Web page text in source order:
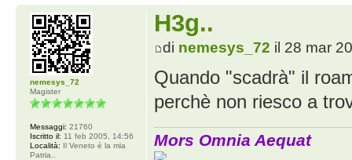
H3g..
di nemesys_72 il 28 mar
Quando "scadrà" il
perchè non riesco a
Mors Omnia Aequat
nemesys_72
Magister
Messaggi: 21760
Iscritto il: 11 feb 2005, 14:56
Località: Il Veneto è la mia
Patria..